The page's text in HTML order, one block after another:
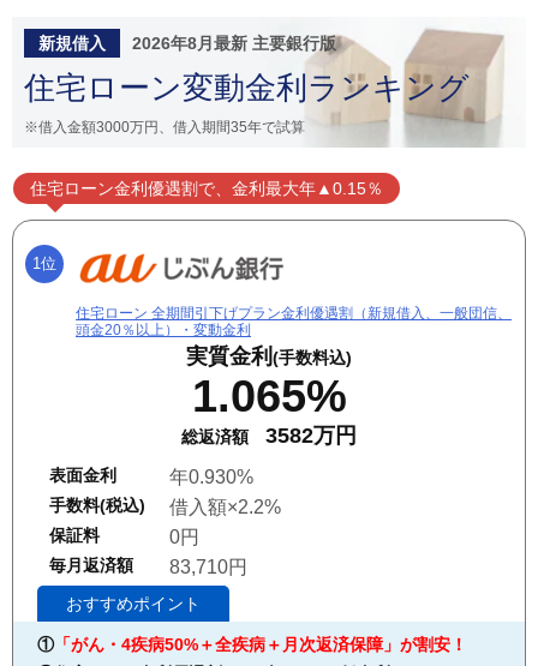
新規借入 2026年8月最新 主要銀行版
住宅ローン変動金利ランキング
※借入金額3000万円、借入期間35年で試算
住宅ローン金利優遇割で、金利最大年▲0.15％
1位
住宅ローン 全期間引下げプラン金利優遇割（新規借入、一般団信、
頭金20％以上）・変動金利
実質金利 (手数料込)
1.065%
総返済額 3582万円
表面金利 年0.930%
手数料(税込) 借入額×2.2%
保証料 0円
毎月返済額 83,710円
おすすめポイント
①「がん・4疾病50%＋全疾病＋月次返済保障」が割安！